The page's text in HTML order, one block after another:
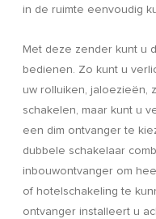
in de ruimte eenvoudig
Met deze zender kunt u
bedienen. Zo kunt u
uw rolluiken, jaloezieën,
schakelen, maar kunt u
een dim ontvanger te
dubbele schakelaar
inbouwontvanger om
of hotelschakeling te
ontvanger installeert u